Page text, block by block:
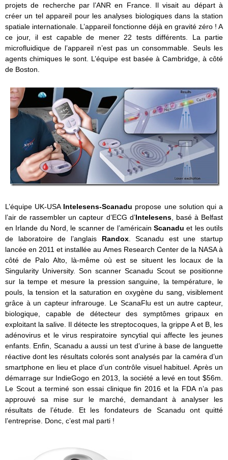
projets de recherche par l’ANR en France. Il visait au départ à
créer un tel appareil pour les analyses biologiques dans la station
spatiale internationale. L’appareil fonctionne déjà en gravité zéro ! A
ce jour, il est capable de mener 22 tests différents. La partie
microfluidique de l’appareil n’est pas un consommable. Seuls les
agents chimiques le sont. L’équipe est basée à Cambridge, à côté
de Boston.
L’équipe UK-USA Intelesens-Scanadu propose une solution qui a
l’air de rassembler un capteur d’ECG d’Intelesens, basé à Belfast
en Irlande du Nord, le scanner de l’américain Scanaduet les outils
de laboratoire de l’anglais Randox. Scanadu est une startup
lancée en 2011 et installée au Ames Research Center de la NASA à
côté de Palo Alto, là-même où est se situent les locaux de la
Singularity University. Son scanner Scanadu Scout se positionne
sur la tempe et mesure la pression sanguine, la température, le
pouls, la tension et la saturation en oxygène du sang, visiblement
grâce à un capteur infrarouge. Le ScanaFlu est un autre capteur,
biologique, capable de détecteur des symptômes gripaux en
exploitant la salive. Il détecte les streptocoques, la grippe A et B, les
adénovirus et le virus respiratoire syncytial qui affecte les jeunes
enfants. Enfin, Scanadu a aussi un test d’urine à base de languette
réactive dont les résultats colorés sont analysés par la caméra d’un
smartphone en lieu et place d’un contrôle visuel habituel. Après un
démarrage sur IndieGogo en 2013, la société a levé en tout $56m.
Le Scout a terminé son essai clinique fin 2016 et la FDA n’a pas
approuvé sa mise sur le marché, demandant à analyser les
résultats de l’étude. Et les fondateurs de Scanadu ont quitté
l’entreprise. Donc, c’est mal parti !